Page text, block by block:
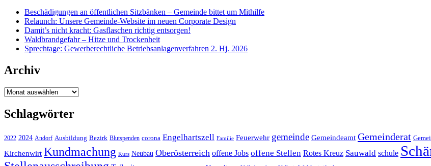
Beschädigungen an öffentlichen Sitzbänken – Gemeinde bittet um Mithilfe
Relaunch: Unsere Gemeinde-Website im neuen Corporate Design
Damit’s nicht kracht: Gasflaschen richtig entsorgen!
Waldbrandgefahr – Hitze und Trockenheit
Sprechtage: Gewerberechtliche Betriebsanlagenverfahren 2. Hj. 2026
Archiv
Archiv
Schlagwörter
2022 2024 Andorf Ausbildung Bezirk Blutspenden corona Engelhartszell Familie Feuerwehr gemeinde Gemeindeamt Gemeinderat
Kirchenwirt Kundmachung Kurs Neubau Oberösterreich offene Jobs offene Stellen Rotes Kreuz Sauwald schule